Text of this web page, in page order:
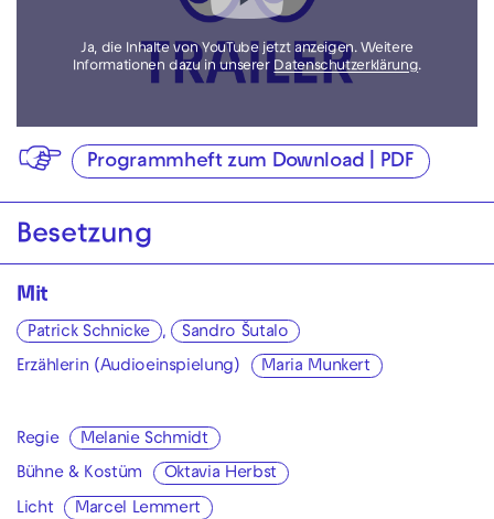
Ja, die Inhalte von YouTube jetzt anzeigen. Weitere
Informationen dazu in unserer Datenschutzerklärung.
Programmheft zum Download | PDF
Besetzung
Mit
Patrick Schnicke , Sandro Šutalo
Erzählerin (Audioeinspielung) Maria Munkert
Regie Melanie Schmidt
Bühne & Kostüm Oktavia Herbst
Licht Marcel Lemmert